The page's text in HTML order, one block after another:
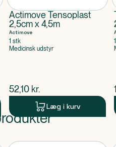
Actimove Tensoplast
2,5cm x 4,5m
Actimove
1 stk
Medicinsk udstyr
$nuværende pris
52,10 kr.
Læg i kurv